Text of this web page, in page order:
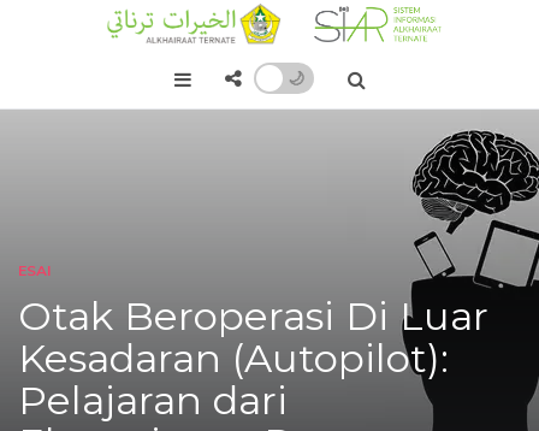
🌙
ESAI
Otak Beroperasi Di Luar
Kesadaran (Autopilot):
Pelajaran dari